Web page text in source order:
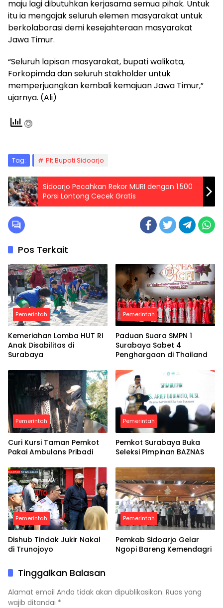
maju lagi dibutuhkan kerjasama semua pihak. Untuk
itu ia mengajak seluruh elemen masyarakat untuk
berkolaborasi demi kesejahteraan masyarakat
Jawa Timur.
“Seluruh lapisan masyarakat, bupati walikota,
Forkopimda dan seluruh stakholder untuk
memperjuangkan kembali kemajuan Jawa Timur,”
ujarnya. (Ali)
Tag: Plt Bupati Sidoarjo
Sidoarjo Pecahkan Rekor MURI dengan 1.500
Porsi Lontong Cecek Gratis
Pos Terkait
Pemerintah
Kemeriahan Lomba HUT RI
Anak Disabilitas di
Surabaya
Pemerintah
Paduan Suara SMPN 1
Surabaya Sabet 4
Penghargaan di Thailand
Pemerintah
Curi Kursi Taman Pemkot
Pakai Ambulans Pribadi
Pemerintah
Pemkot Surabaya Buka
Seleksi Pimpinan BAZNAS
Pemerintah
Dishub Tindak Jukir Nakal
di Trunojoyo
Pemerintah
Pemkab Sidoarjo Gelar
Ngopi Bareng Kemendagri
Tinggalkan Balasan
Alamat email Anda tidak akan dipublikasikan. Ruas yang
wajib ditandai *